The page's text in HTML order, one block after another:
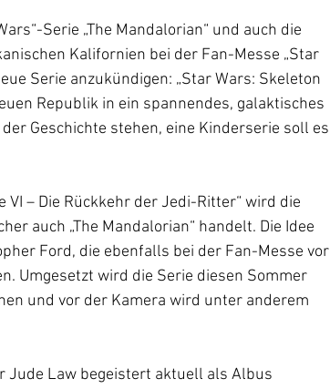
Serie „The Mandalorian“ und auch die
Kalifornien bei der Fan-Messe „Star
Serie anzukündigen: „Star Wars: Skeleton
Republik in ein spannendes, galaktisches
Geschichte stehen, eine Kinderserie soll es
VI – Die Rückkehr der Jedi-Ritter“ wird die
auch „The Mandalorian“ handelt. Die Idee
Ford, die ebenfalls bei der Fan-Messe vor
Umgesetzt wird die Serie diesen Sommer
und vor der Kamera wird unter anderem
Jude Law begeistert aktuell als Albus